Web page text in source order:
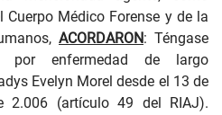
Médico Forense y de la
ACORDARON: Téngase
por enfermedad de largo
Evelyn Morel desde el 13 de
(artículo 49 del RIAJ).